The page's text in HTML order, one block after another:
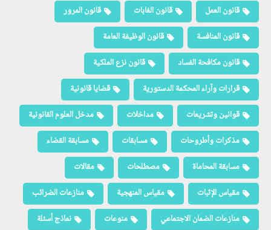
قانون العمل
قانون الغابات
قانون المرور
قانون المنافسة
قانون الوظيفة العامة
قانون مكافحة الفساد
قانون نزع الملكية
قرارات وآراء المحكمة الدستورية
قضايا قانونية
قوانين وتشريعات
مداخلات
مدخل العلوم القانونية
مذكرات وأطروحات
مسابقات
مسابقة القضاء
مسابقة المحاماة
مصطلحات
مقالات
مقياس الإثبات
مقياس المنهجية
منازعات الضرائب
منازعات الضمان الاجتماعي
منوعات
نماذج أسئلة